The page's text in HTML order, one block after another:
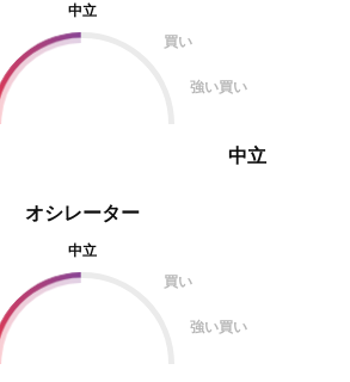
オシレーター
中立
買い
強い買い
中立
買い
強い買い
中立